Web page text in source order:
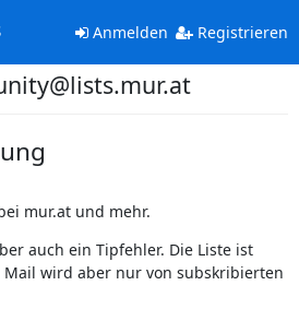
Anmelden Registrieren
mur.at und mehr.
auch ein Tipfehler. Die Liste ist
wird aber nur von subskribierten